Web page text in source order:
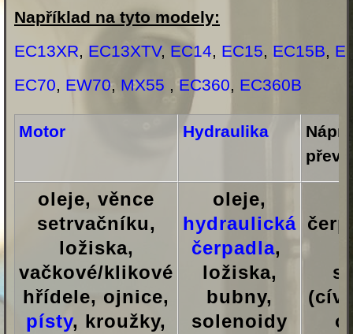
Například na tyto modely:
EC13XR, EC13XTV, EC14, EC15, EC15B,
EC70, EW70, MX55 , EC360, EC360B
Motor Hydraulika
oleje, věnce
setrvačníku,
ložiska,
vačkové/klikové
hřídele, ojnice,
písty, kroužky,
oleje,
hydraulická
čerpadla,
ložiska,
bubny,
solenoidy